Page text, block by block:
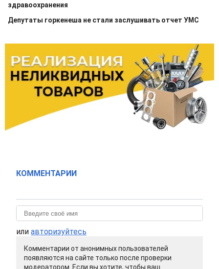
здравоохранения
Депутаты горкенеша не стали заслушивать отчет УМС
КОММЕНТАРИИ
или авторизуйтесь
Комментарии от анонимных пользователей
появляются на сайте только после проверки
модератором. Если вы хотите, чтобы ваш